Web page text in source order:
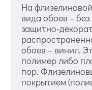
На
вида обоев –
защитно-
обоев – винил.
полимер либо
пор.
покрытием